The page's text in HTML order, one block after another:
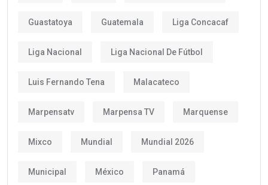
Guastatoya Guatemala Liga Concacaf
Liga Nacional Liga Nacional De Fútbol
Luis Fernando Tena Malacateco
Marpensatv Marpensa TV Marquense
Mixco Mundial Mundial 2026
Municipal México Panamá